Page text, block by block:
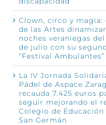
Clown, circo y magia:
de las Artes
noches veraniegas del
de julio con su
“Festival Ambulantes”
La IV Jornada
Pádel de Aspace
recauda 7.425 euros
seguir mejorando el
Colegio de Educación
San Germán